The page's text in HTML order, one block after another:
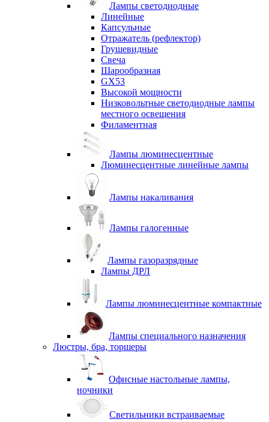
Лампы светодиодные
Линейные
Капсульные
Отражатель (рефлектор)
Грушевидные
Свеча
Шарообразная
GX53
Высокой мощности
Низковольтные светодиодные лампы
местного освещения
Филаментная
Лампы люминесцентные
Люминесцентные линейные лампы
Лампы накаливания
Лампы галогенные
Лампы газоразрядные
Лампы ДРЛ
Лампы люминесцентные компактные
Лампы специального назначения
Люстры, бра, торшеры
Офисные настольные лампы,
ночники
Светильники встраиваемые